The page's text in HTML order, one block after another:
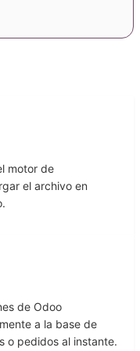
motor de
el archivo en
de Odoo
a la base de
o pedidos al instante.